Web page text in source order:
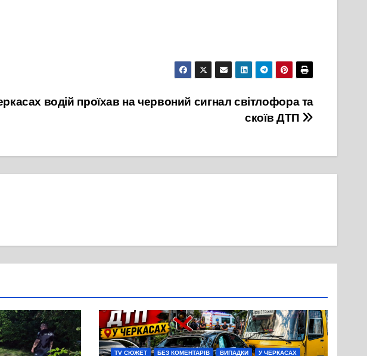
водій проїхав на червоний сигнал світлофора та
скоїв ДТП
TV СЮЖЕТ БЕЗ КОМЕНТАРІВ ВИПАДКИ У ЧЕРКАСАХ